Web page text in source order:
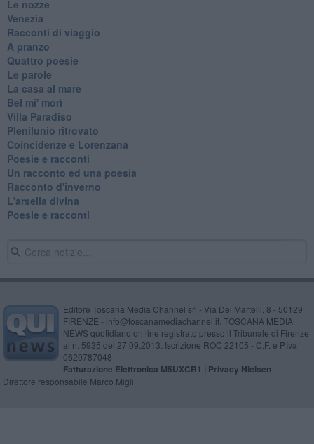
Le nozze
Venezia
Racconti di viaggio
A pranzo
Quattro poesie
Le parole
La casa al mare
Bel mi' morì
Villa Paradiso
Plenilunio ritrovato
Coincidenze e Lorenzana
Poesie e racconti
Un racconto ed una poesia
Racconto d'inverno
​L'arsella divina
Poesie e racconti
Editore Toscana Media Channel srl - Via Dei Martelli, 8 - 50129
FIRENZE - info@toscanamediachannel.it. TOSCANA MEDIA
NEWS quotidiano on line registrato presso il Tribunale di Firenze
al n. 5935 del 27.09.2013. Iscrizione ROC 22105 - C.F. e P.Iva
0620787048
Fatturazione Elettronica M5UXCR1 | Privacy Nielsen
Direttore responsabile Marco Migli